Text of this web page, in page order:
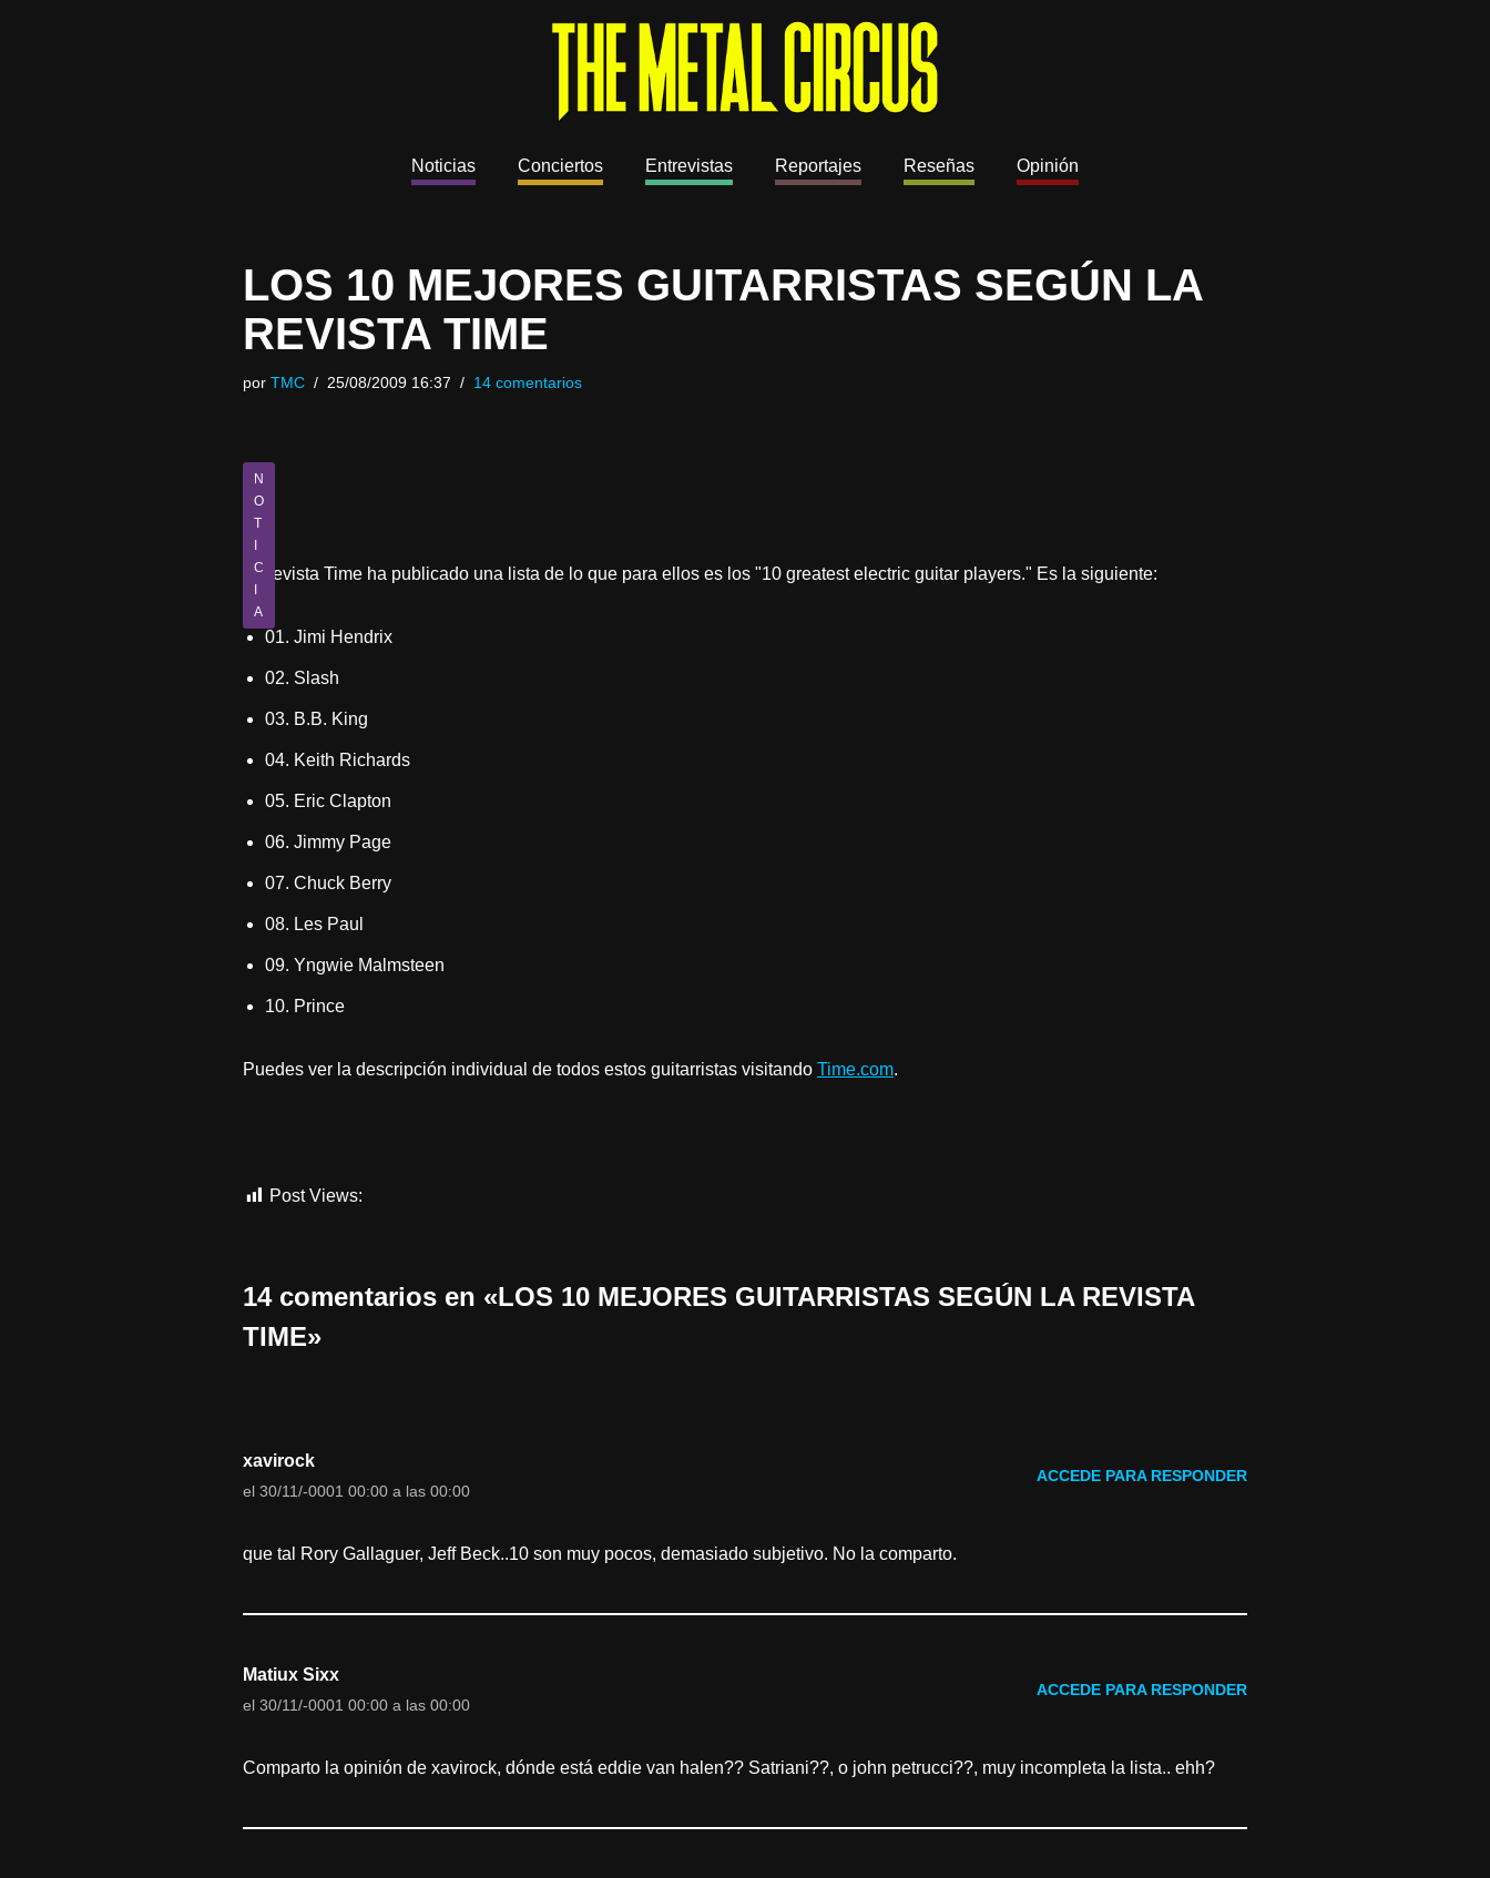
Noticias Conciertos Entrevistas Reportajes Reseñas Opinión
LOS 10 MEJORES GUITARRISTAS SEGÚN LA
REVISTA TIME
por TMC 25/08/2009 16:37 14 comentarios
N
O
T
C
A
La revista Time ha publicado una lista de lo que para ellos es los "10 greatest electric guitar players." Es la siguiente:
01. Jimi Hendrix
02. Slash
03. B.B. King
04. Keith Richards
05. Eric Clapton
06. Jimmy Page
07. Chuck Berry
08. Les Paul
09. Yngwie Malmsteen
10. Prince
Puedes ver la descripción individual de todos estos guitarristas visitando Time.com.
Post Views:
14 comentarios en «LOS 10 MEJORES GUITARRISTAS SEGÚN LA REVISTA
TIME»
xavirock
el 30/11/-0001 00:00 a las 00:00
ACCEDE PARA RESPONDER
que tal Rory Gallaguer, Jeff Beck..10 son muy pocos, demasiado subjetivo. No la comparto.
Matiux Sixx
el 30/11/-0001 00:00 a las 00:00
ACCEDE PARA RESPONDER
Comparto la opinión de xavirock, dónde está eddie van halen?? Satriani??, o john petrucci??, muy incompleta la lista.. ehh?